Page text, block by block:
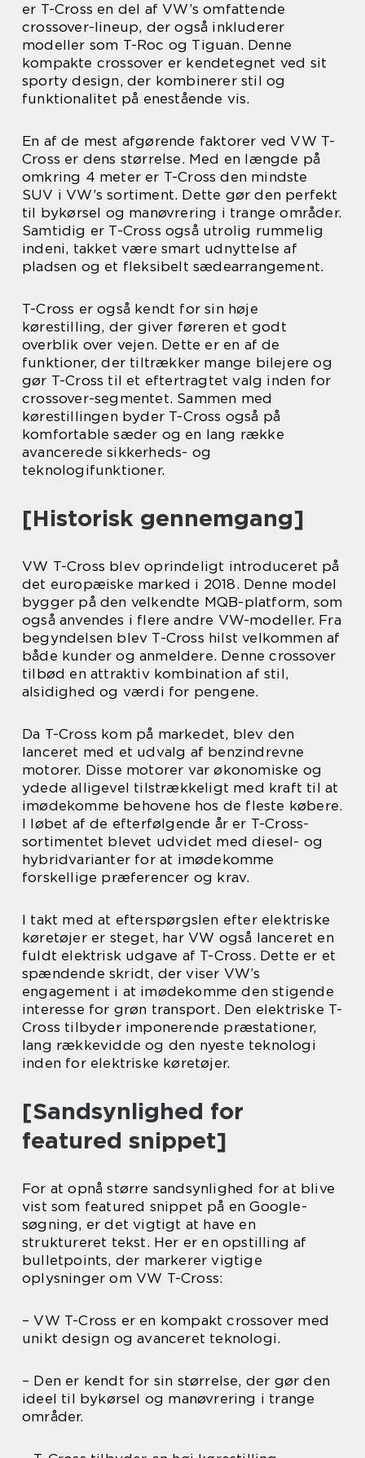
er T-Cross en del af VW’s omfattende
crossover-lineup, der også inkluderer
modeller som T-Roc og Tiguan. Denne
kompakte crossover er kendetegnet ved sit
sporty design, der kombinerer stil og
funktionalitet på enestående vis.
En af de mest afgørende faktorer ved VW T-
Cross er dens størrelse. Med en længde på
omkring 4 meter er T-Cross den mindste
SUV i VW’s sortiment. Dette gør den perfekt
til bykørsel og manøvrering i trange områder.
Samtidig er T-Cross også utrolig rummelig
indeni, takket være smart udnyttelse af
pladsen og et fleksibelt sædearrangement.
T-Cross er også kendt for sin høje
kørestilling, der giver føreren et godt
overblik over vejen. Dette er en af de
funktioner, der tiltrækker mange bilejere og
gør T-Cross til et eftertragtet valg inden for
crossover-segmentet. Sammen med
kørestillingen byder T-Cross også på
komfortable sæder og en lang række
avancerede sikkerheds- og
teknologifunktioner.
[Historisk gennemgang]
VW T-Cross blev oprindeligt introduceret på
det europæiske marked i 2018. Denne model
bygger på den velkendte MQB-platform, som
også anvendes i flere andre VW-modeller. Fra
begyndelsen blev T-Cross hilst velkommen af
både kunder og anmeldere. Denne crossover
tilbød en attraktiv kombination af stil,
alsidighed og værdi for pengene.
Da T-Cross kom på markedet, blev den
lanceret med et udvalg af benzindrevne
motorer. Disse motorer var økonomiske og
ydede alligevel tilstrækkeligt med kraft til at
imødekomme behovene hos de fleste købere.
I løbet af de efterfølgende år er T-Cross-
sortimentet blevet udvidet med diesel- og
hybridvarianter for at imødekomme
forskellige præferencer og krav.
I takt med at efterspørgslen efter elektriske
køretøjer er steget, har VW også lanceret en
fuldt elektrisk udgave af T-Cross. Dette er et
spændende skridt, der viser VW’s
engagement i at imødekomme den stigende
interesse for grøn transport. Den elektriske T-
Cross tilbyder imponerende præstationer,
lang rækkevidde og den nyeste teknologi
inden for elektriske køretøjer.
[Sandsynlighed for
featured snippet]
For at opnå større sandsynlighed for at blive
vist som featured snippet på en Google-
søgning, er det vigtigt at have en
struktureret tekst. Her er en opstilling af
bulletpoints, der markerer vigtige
oplysninger om VW T-Cross:
– VW T-Cross er en kompakt crossover med
unikt design og avanceret teknologi.
– Den er kendt for sin størrelse, der gør den
ideel til bykørsel og manøvrering i trange
områder.